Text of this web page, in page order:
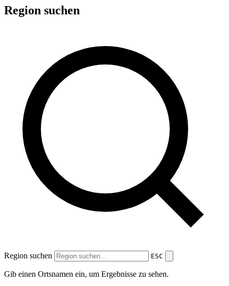
Region suchen
Region suchen ESC
Gib einen Ortsnamen ein, um Ergebnisse zu sehen.